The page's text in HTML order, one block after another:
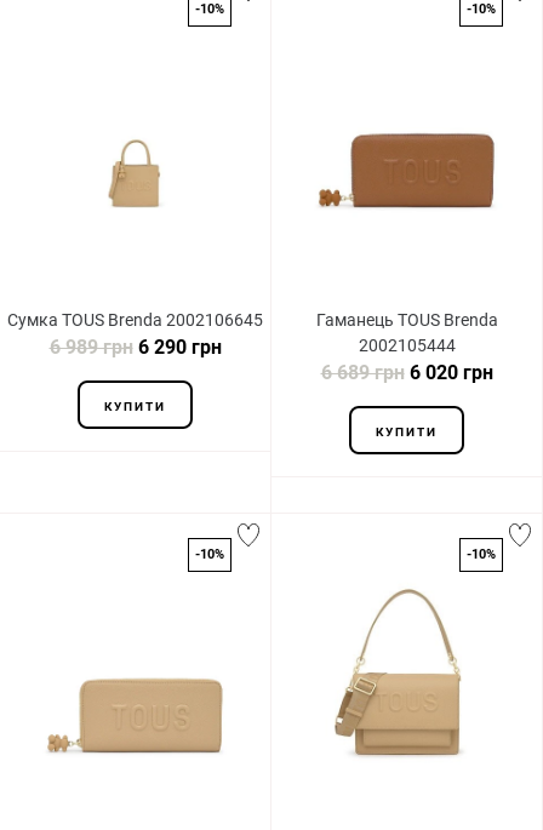
-10%
Сумка TOUS Brenda 2002106645
6 989 грн6 290 грн
КУПИТИ
-10%
Гаманець TOUS Brenda
2002105444
6 689 грн6 020 грн
КУПИТИ
-10% -10%